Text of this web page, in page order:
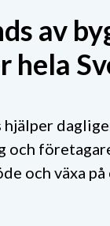
av
hela
hjälper
och
och växa